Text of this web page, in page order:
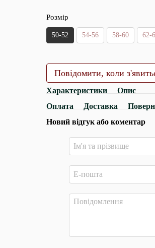
Розмір
50-52 54-56 58-60 62-
Повідомити, коли
Характеристики
Опис
Оплата
Доставка
Новий відгук або коментар